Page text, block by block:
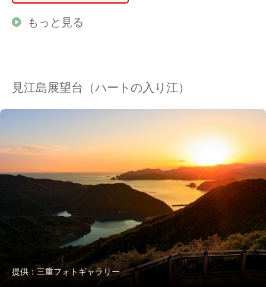
もっと見る
見江島展望台（ハートの入り江）
提供：三重フォトギャラリー